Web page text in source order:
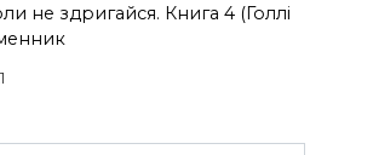
не здригайся. Книга 4 (Голлі